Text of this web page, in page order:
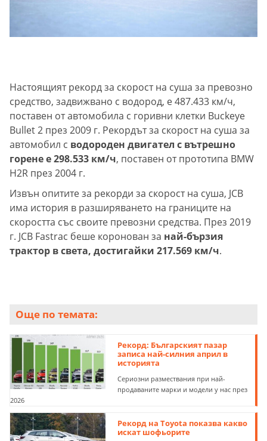
Настоящият рекорд за скорост на суша за превозно
средство, задвижвано с водород, е 487.433 км/ч,
поставен от автомобила с горивни клетки Buckeye
Bullet 2 през 2009 г. Рекордът за скорост на суша за
автомобил с водороден двигател с вътрешно
горене е 298.533 км/ч, поставен от прототипа BMW
H2R през 2004 г.
Извън опитите за рекорди за скорост на суша, JCB
има история в разширяването на границите на
скоростта със своите превозни средства. През 2019
г. JCB Fastrac беше коронован за най-бързия
трактор в света, достигайки 217.569 км/ч.
Още по темата:
Рекорд: Българският пазар
записа най-силния април в
историята
Сериозни размествания при най-
продаваните марки и модели у нас през
2026
Рекорд на Toyota показва какво
искат шофьорите